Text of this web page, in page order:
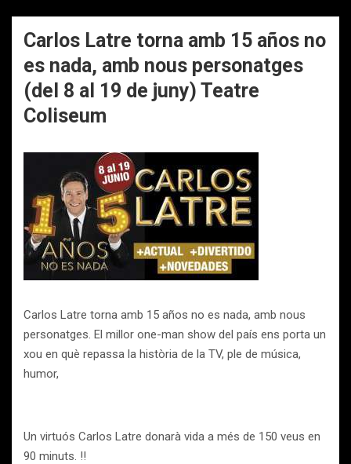
Carlos Latre torna amb 15 años no
es nada, amb nous personatges
(del 8 al 19 de juny) Teatre
Coliseum
Carlos Latre torna amb 15 años no es nada, amb nous
personatges. El millor one-man show del país ens porta un
xou en què repassa la història de la TV, ple de música,
humor,
Un virtuós Carlos Latre donarà vida a més de 150 veus en
90 minuts. !!